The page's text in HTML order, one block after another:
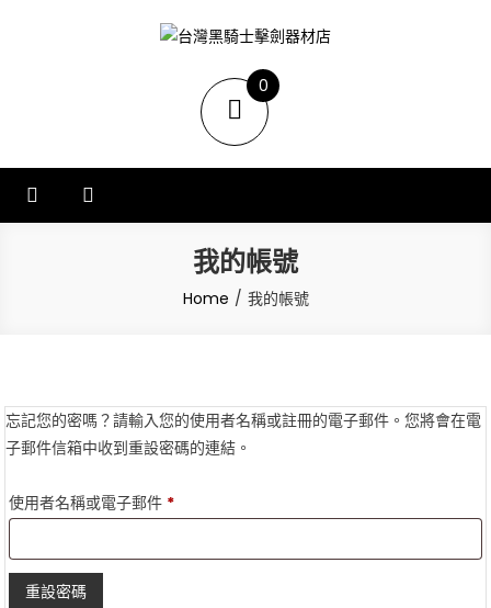
劍,佩劍,重劍,佩件,面罩,劍擊袋,劍擊車,周邊商品販售和售後服務.
0
items
我的帳號
Home 我的帳號
忘記您的密嗎？請輸入您的使用者名稱或註冊的電子郵件。您將會在電
子郵件信箱中收到重設密碼的連結。
使用者名稱或電子郵件 *必
重設密碼